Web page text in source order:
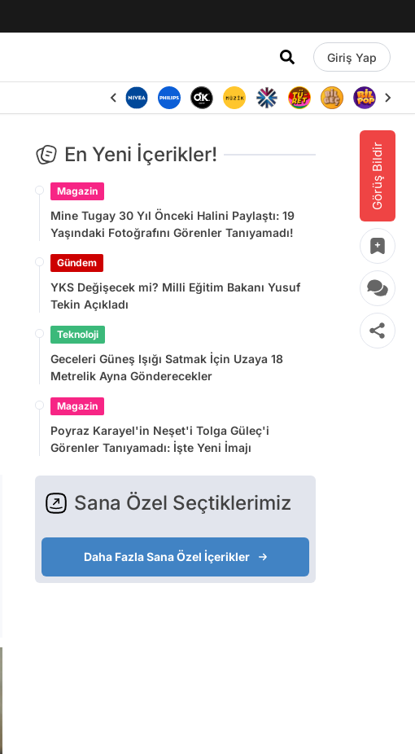
Giriş Yap
Görüş Bildir
En Yeni İçerikler!
Magazin
Mine Tugay 30 Yıl Önceki Halini Paylaştı: 19
Yaşındaki Fotoğrafını Görenler Tanıyamadı!
Gündem
YKS Değişecek mi? Milli Eğitim Bakanı Yusuf
Tekin Açıkladı
Teknoloji
Geceleri Güneş Işığı Satmak İçin Uzaya 18
Metrelik Ayna Gönderecekler
Magazin
Poyraz Karayel'in Neşet'i Tolga Güleç'i
Görenler Tanıyamadı: İşte Yeni İmajı
Sana Özel Seçtiklerimiz
Daha Fazla Sana Özel İçerikler